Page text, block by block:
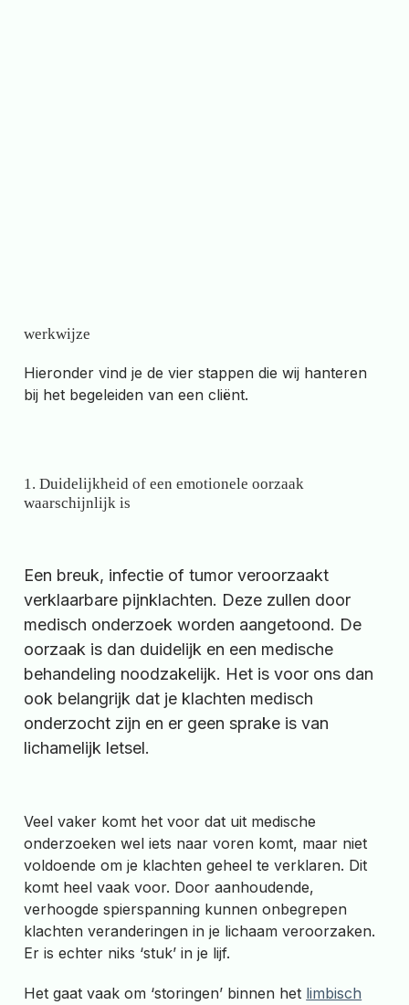
werkwijze
Hieronder vind je de vier stappen die wij hanteren
bij het begeleiden van een cliënt.
1. Duidelijkheid of een emotionele oorzaak
waarschijnlijk is
Een breuk, infectie of tumor veroorzaakt
verklaarbare pijnklachten. Deze zullen door
medisch onderzoek worden aangetoond. De
oorzaak is dan duidelijk en een medische
behandeling noodzakelijk. Het is voor ons dan
ook belangrijk dat je klachten medisch
onderzocht zijn en er geen sprake is van
lichamelijk letsel.
Veel vaker komt het voor dat uit medische
onderzoeken wel iets naar voren komt, maar niet
voldoende om je klachten geheel te verklaren. Dit
komt heel vaak voor. Door aanhoudende,
verhoogde spierspanning kunnen onbegrepen
klachten veranderingen in je lichaam veroorzaken.
Er is echter niks ‘stuk’ in je lijf.
Het gaat vaak om ‘storingen’ binnen het limbisch